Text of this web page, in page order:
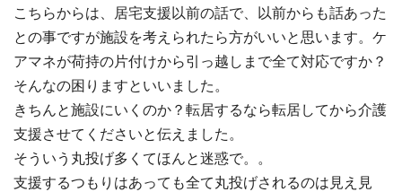
こちらからは、居宅支援以前の話で、以前からも話あった
との事ですが施設を考えられたら方がいいと思います。ケ
アマネが荷持の片付けから引っ越しまで全て対応ですか？
そんなの困りますといいました。
きちんと施設にいくのか？転居するなら転居してから介護
支援させてくださいと伝えました。
そういう丸投げ多くてほんと迷惑で。。
支援するつもりはあっても全て丸投げされるのは見え見